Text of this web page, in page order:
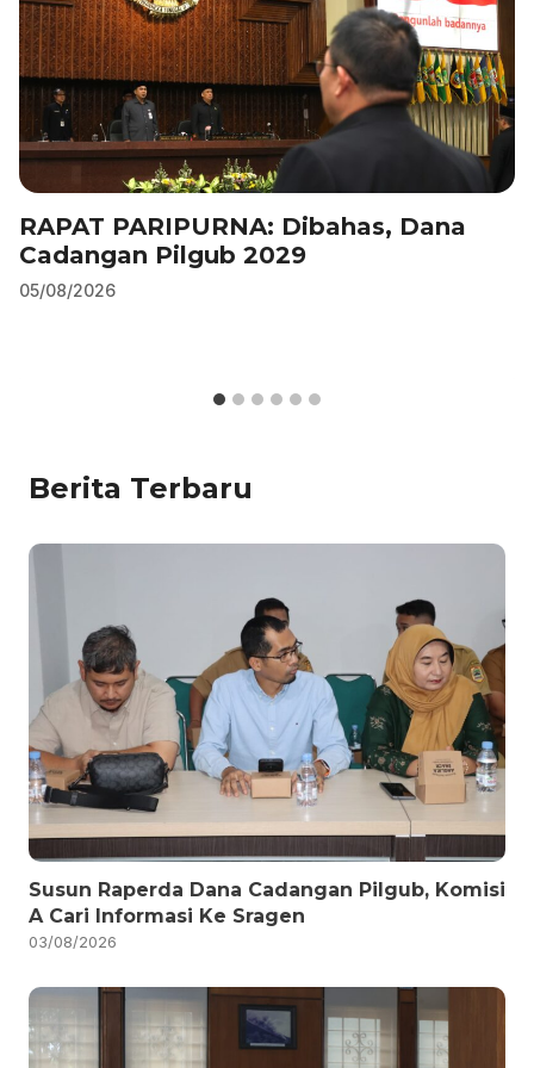
RAPAT PARIPURNA: Dibahas, Dana
Cadangan Pilgub 2029
05/08/2026
Berita Terbaru
Susun Raperda Dana Cadangan Pilgub, Komisi
A Cari Informasi Ke Sragen
03/08/2026